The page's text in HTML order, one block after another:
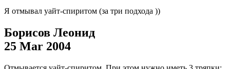
Я отмывал уайт-спиритом (за три подхода ))
Борисов Леонид
25 Mar 2004